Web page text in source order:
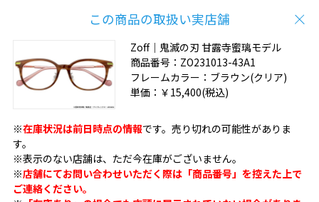
この商品の取扱い実店舗
Zoff｜鬼滅の刃 甘露寺蜜璃モデル
商品番号： ZO231013-43A1
フレームカラー： ブラウン(クリア)
単価： ￥15,400(税込)
※在庫状況は前日時点の情報です。売り切れの可能性がありま
す。
※表示のない店舗は、ただ今在庫がございません。
※店舗にてお問い合わせいただく際は「商品番号」を控えた上で
ご連絡ください。